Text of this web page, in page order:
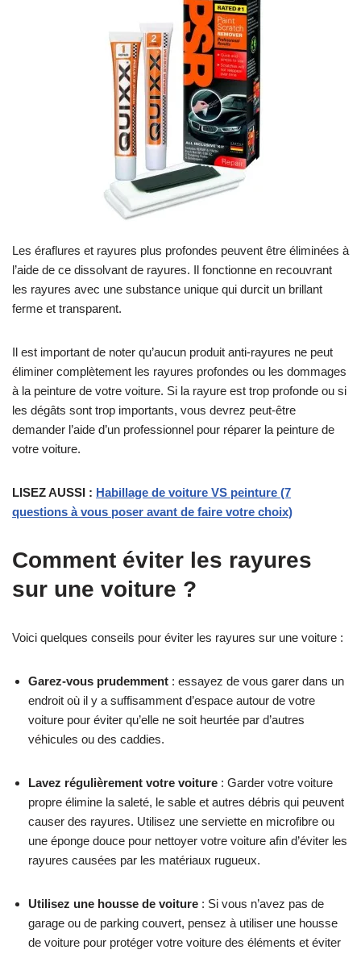
Les éraflures et rayures plus profondes peuvent être éliminées à
l’aide de ce dissolvant de rayures. Il fonctionne en recouvrant
les rayures avec une substance unique qui durcit un brillant
ferme et transparent.
Il est important de noter qu’aucun produit anti-rayures ne peut
éliminer complètement les rayures profondes ou les dommages
à la peinture de votre voiture. Si la rayure est trop profonde ou si
les dégâts sont trop importants, vous devrez peut-être
demander l’aide d’un professionnel pour réparer la peinture de
votre voiture.
LISEZ AUSSI : Habillage de voiture VS peinture (7
questions à vous poser avant de faire votre choix)
Comment éviter les rayures
sur une voiture ?
Voici quelques conseils pour éviter les rayures sur une voiture :
Garez-vous prudemment : essayez de vous garer dans un
endroit où il y a suffisamment d’espace autour de votre
voiture pour éviter qu’elle ne soit heurtée par d’autres
véhicules ou des caddies.
Lavez régulièrement votre voiture : Garder votre voiture
propre élimine la saleté, le sable et autres débris qui peuvent
causer des rayures. Utilisez une serviette en microfibre ou
une éponge douce pour nettoyer votre voiture afin d’éviter les
rayures causées par les matériaux rugueux.
Utilisez une housse de voiture : Si vous n’avez pas de
garage ou de parking couvert, pensez à utiliser une housse
de voiture pour protéger votre voiture des éléments et éviter